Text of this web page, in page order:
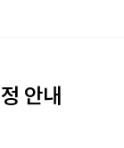
안내